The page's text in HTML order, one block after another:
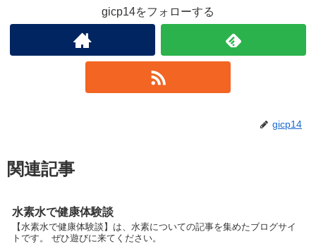
gicp14をフォローする
gicp14
関連記事
水素水で健康体験談
【水素水で健康体験談】は、水素についての記事を集めたブログサイ
トです。 ぜひ遊びに来てください。